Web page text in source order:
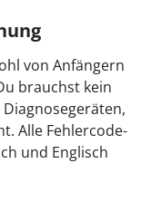
von Anfängern
brauchst kein
Alle Fehlercode-
und Englisch